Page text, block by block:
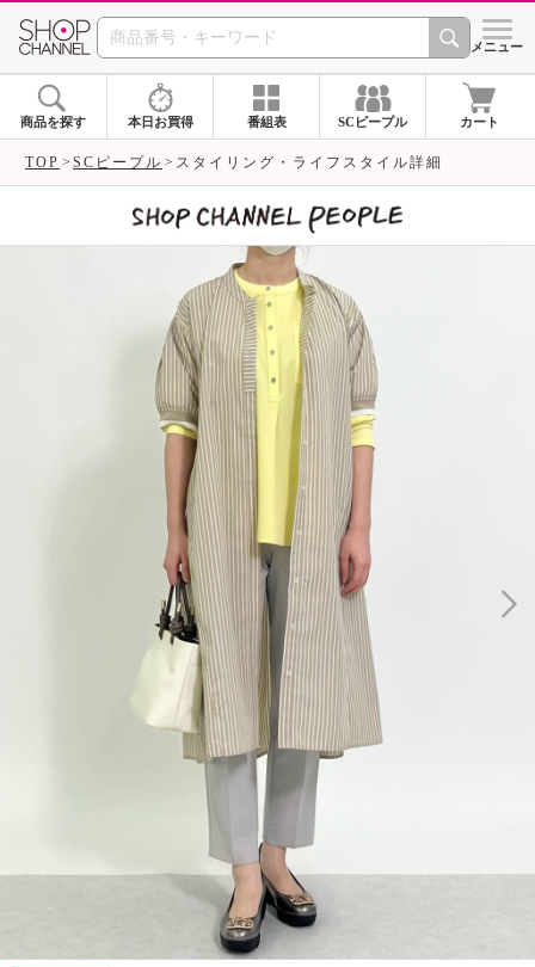
SHOP CHANNEL シメニュー
商品を探す 本日お買得 番組表 SCピープル カート
TOP SCピープル スタイリング・ライフスタイル詳細